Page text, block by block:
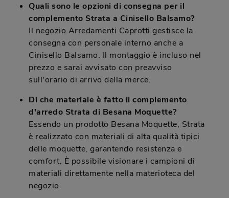
Quali sono le opzioni di consegna per il
complemento Strata a Cinisello Balsamo?
Il negozio Arredamenti Caprotti gestisce la
consegna con personale interno anche a
Cinisello Balsamo. Il montaggio è incluso nel
prezzo e sarai avvisato con preavviso
sull'orario di arrivo della merce.
Di che materiale è fatto il complemento
d'arredo Strata di Besana Moquette?
Essendo un prodotto Besana Moquette, Strata
è realizzato con materiali di alta qualità tipici
delle moquette, garantendo resistenza e
comfort. È possibile visionare i campioni di
materiali direttamente nella materioteca del
negozio.